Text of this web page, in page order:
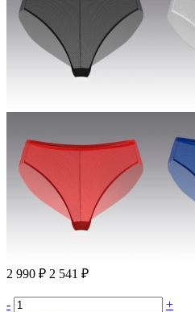
2 990 ₽ 2 541 ₽
-
+